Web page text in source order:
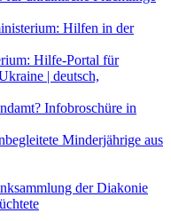
Hilfen in der
Hilfe-Portal für
| deutsch,
Infobroschüre in
Minderjährige aus
der Diakonie